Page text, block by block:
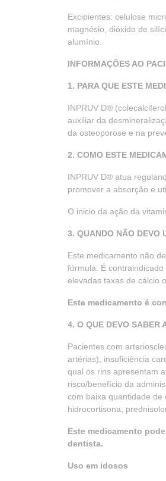
Excipientes: celulose
magnésio, dióxido de
alumínio.
INFORMAÇÕES AO
1. PARA QUE ESTE
INPRUV D®
auxiliar da
da osteoporose e na
2. COMO ESTE
INPRUV D® atua
promover a absorção e
O inicio da ação da
3. QUANDO NÃO DEVO
Este medicamento não
fórmula. É
elevadas taxas de cálcio
Este medicamento é
4. O QUE DEVO SABER
Pacientes com
artérias), insuficiência
qual os rins apresentam
risco/benefício da
com baixa quantidade de
hidrocortisona,
Este medicamento
dentista.
Uso em idosos